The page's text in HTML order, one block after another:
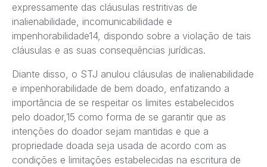
expressamente das cláusulas restritivas de
inalienabilidade, incomunicabilidade e
impenhorabilidade14, dispondo sobre a violação de tais
cláusulas e as suas consequências jurídicas.
Diante disso, o STJ anulou cláusulas de inalienabilidade
e impenhorabilidade de bem doado, enfatizando a
importância de se respeitar os limites estabelecidos
pelo doador,15 como forma de se garantir que as
intenções do doador sejam mantidas e que a
propriedade doada seja usada de acordo com as
condições e limitações estabelecidas na escritura de